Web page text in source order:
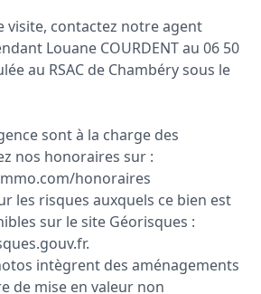
visite, contactez notre agent
Louane COURDENT au 06 50
au RSAC de Chambéry sous le
sont à la charge des
nos honoraires sur :
honoraires
les risques auxquels ce bien est
sur le site Géorisques :
intègrent des aménagements
de mise en valeur non